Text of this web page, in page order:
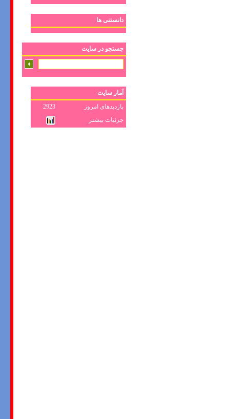
دانستنی ها
جستجو در سایت
آمار سایت
بازدیدهای امروز
2923
جزئیات بیشتر